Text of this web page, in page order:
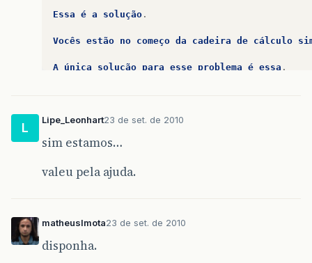
Essa é a solução .
Vocês estão no começo da cadeira de cálculo
A única solução para esse problema é essa .
L
Lipe_Leonhart23 de set. de 2010
sim estamos…
valeu pela ajuda.
matheuslmota23 de set. de 2010
disponha.